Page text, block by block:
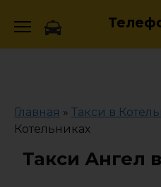
Главная » Такси в
Котельниках
Такси Ангел